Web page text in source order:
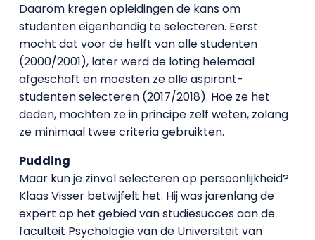
Daarom kregen opleidingen de kans om
studenten eigenhandig te selecteren. Eerst
mocht dat voor de helft van alle studenten
(2000/2001), later werd de loting helemaal
afgeschaft en moesten ze alle aspirant-
studenten selecteren (2017/2018). Hoe ze het
deden, mochten ze in principe zelf weten, zolang
ze minimaal twee criteria gebruikten.
Pudding
Maar kun je zinvol selecteren op persoonlijkheid?
Klaas Visser betwijfelt het. Hij was jarenlang de
expert op het gebied van studiesucces aan de
faculteit Psychologie van de Universiteit van